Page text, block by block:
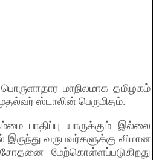
மாநிலமாக தமிழகம்
ஸ்டாலின் பெருமிதம்.
பாதிப்பு யாருக்கும் இல்லை
இருந்து வருபவர்களுக்கு விமான
மேற்கொள்ளப்படுகிறது